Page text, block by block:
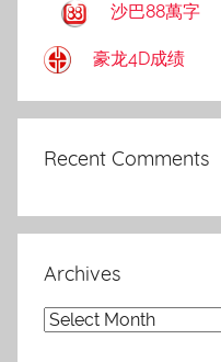
沙巴88萬字
豪龙4D成绩
Recent Comments
Archives
Archives